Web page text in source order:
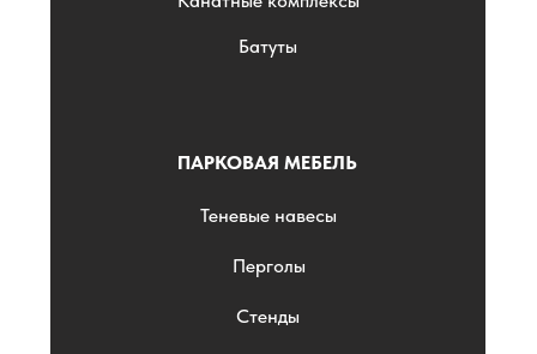
Батуты
ПАРКОВАЯ МЕБЕЛЬ
Теневые навесы
Перголы
Стенды